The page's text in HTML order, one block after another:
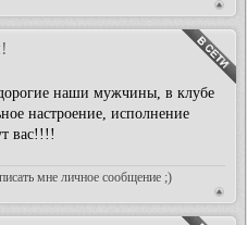
дорогие наши мужчины, в клубе
настроение, исполнение
вас!!!!
мне личное сообщение ;)